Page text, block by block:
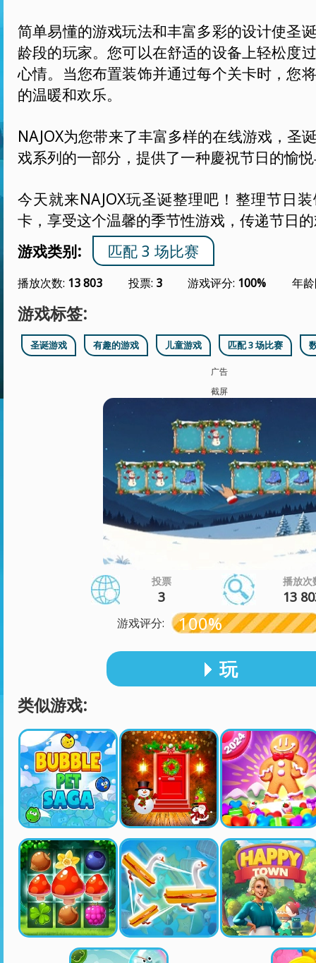
简单易懂的游戏玩法和丰富多彩的设计使圣
龄段的玩家。您可以在舒适的设备上轻松度
心情。当您布置装饰并通过每个关卡时，您
的温暖和欢乐。
NAJOX为您带来了丰富多样的在线游戏，圣
戏系列的一部分，提供了一种慶祝节日的愉
今天就来NAJOX玩圣诞整理吧！整理节日
卡，享受这个温馨的季节性游戏，传递节日
游戏类别:
匹配 3 场比赛
播放次数: 13 803 投票: 3 游戏评分: 100% 年
游戏标签:
圣诞游戏 有趣的游戏 儿童游戏 匹配 3 场比赛
广告
截屏
投票
3
播放次
13
游戏评分: 100%
玩
类似游戏: